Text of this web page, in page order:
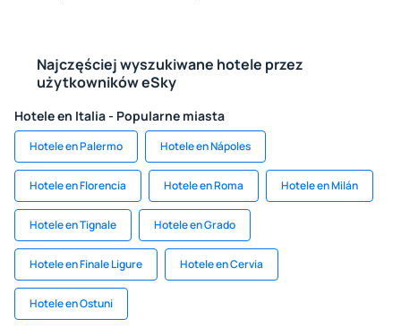
Najczęściej wyszukiwane hotele przez
użytkowników eSky
Hotele en Italia - Popularne miasta
Hotele en Palermo Hotele en Nápoles
Hotele en Florencia Hotele en Roma Hotele en Milán
Hotele en Tignale Hotele en Grado
Hotele en Finale Ligure Hotele en Cervia
Hotele en Ostuni